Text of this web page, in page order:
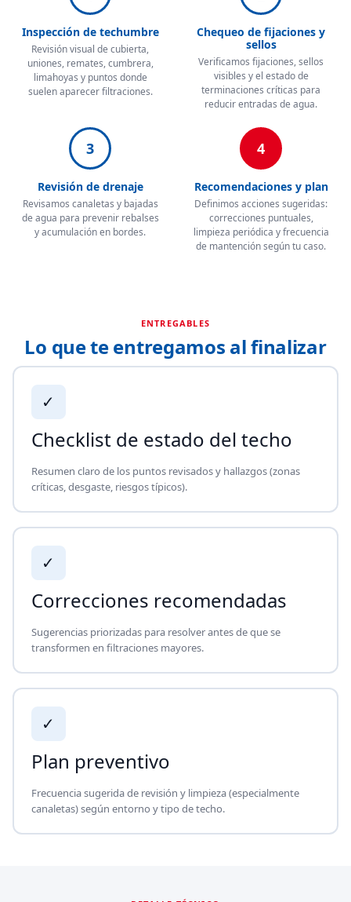
Inspección de techumbre
Revisión visual de cubierta,
uniones, remates, cumbrera,
limahoyas y puntos donde
suelen aparecer filtraciones.
Chequeo de fijaciones y
sellos
Verificamos fijaciones, sellos
visibles y el estado de
terminaciones críticas para
reducir entradas de agua.
3
Revisión de drenaje
Revisamos canaletas y bajadas
de agua para prevenir rebalses
y acumulación en bordes.
4
Recomendaciones y plan
Definimos acciones sugeridas:
correcciones puntuales,
limpieza periódica y frecuencia
de mantención según tu caso.
ENTREGABLES
Lo que te entregamos al finalizar
✓
Checklist de estado del techo
Resumen claro de los puntos revisados y hallazgos (zonas
críticas, desgaste, riesgos típicos).
✓
Correcciones recomendadas
Sugerencias priorizadas para resolver antes de que se
transformen en filtraciones mayores.
✓
Plan preventivo
Frecuencia sugerida de revisión y limpieza (especialmente
canaletas) según entorno y tipo de techo.